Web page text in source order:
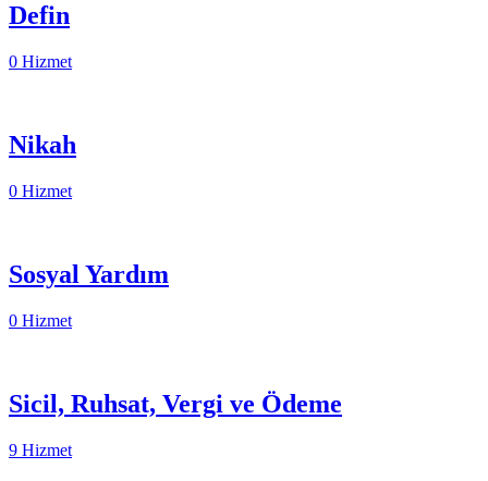
Defin
0 Hizmet
Nikah
0 Hizmet
Sosyal Yardım
0 Hizmet
Sicil, Ruhsat, Vergi ve Ödeme
9 Hizmet